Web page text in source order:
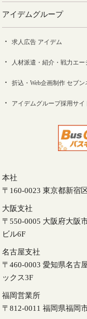
アイデムグループ
求人広告 アイデム
人材派遣・紹介・戦力エー
折込・Web企画制作 セブン
アイデムグループ採用サイ
本社
〒160-0023 東京都新宿
大阪支社
〒550-0005 大阪府大阪
ビル6F
名古屋支社
〒460-0003 愛知県名古
ックス3F
福岡営業所
〒812-0011 福岡県福岡